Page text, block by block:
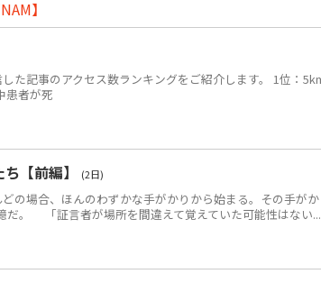
】
た記事のアクセス数ランキングをご紹介します。 1位：
患者が死
【前編】 (2日)
の場合、ほんのわずかな手がかりから始まる。その手が
だ。 「証言者が場所を間違えて覚えていた可能性はない...